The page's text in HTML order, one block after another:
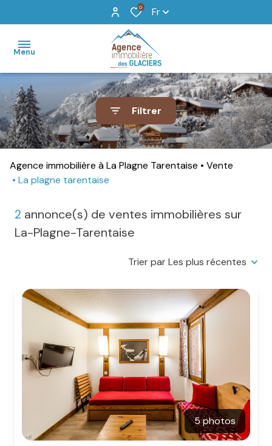
0 Fr
Menu
accueil
locations
de
vacances
vente
recherche
détaillée
email
estimation
contact
Filtrer
Agence immobilière à La Plagne Tarentaise
Vente
La plagne tarentaise
2 annonce(s) de ventes immobilières sur
La-Plagne-Tarentaise
Trier par Les plus récentes
5 photos